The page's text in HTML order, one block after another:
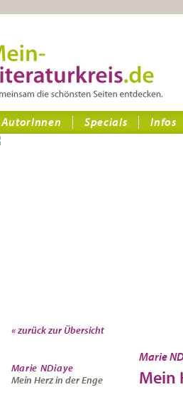
AutorInnen Specials Infos
« zurück zur Übersicht
Marie NDiaye
Mein Herz in der Enge
Marie
Mein